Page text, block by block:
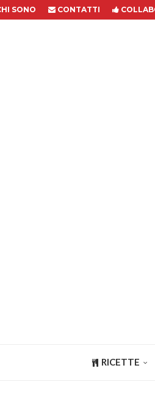
SONO CONTATTI
RICETTE